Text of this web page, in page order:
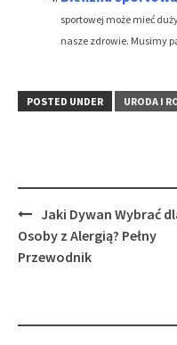
sportowej może mieć
nasze zdrowie. Musimy
POSTED UNDER URODA I
Post
navigation
Jaki Dywan Wybrać
Osoby z Alergią? Pełny
Przewodnik